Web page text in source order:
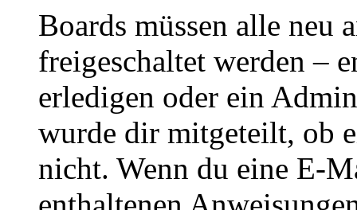
Boards müssen alle neu
freigeschaltet werden –
erledigen oder ein
wurde dir mitgeteilt, ob
nicht. Wenn du eine E-